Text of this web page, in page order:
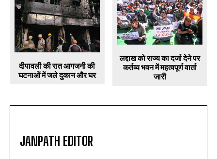
दीपावली की रात आगजनी की
घटनाओं में जले दुकान और घर
लद्दाख को राज्य का दर्जा देने पर
कर्तव्य भवन में महत्वपूर्ण वार्ता
जारी
JANPATH EDITOR